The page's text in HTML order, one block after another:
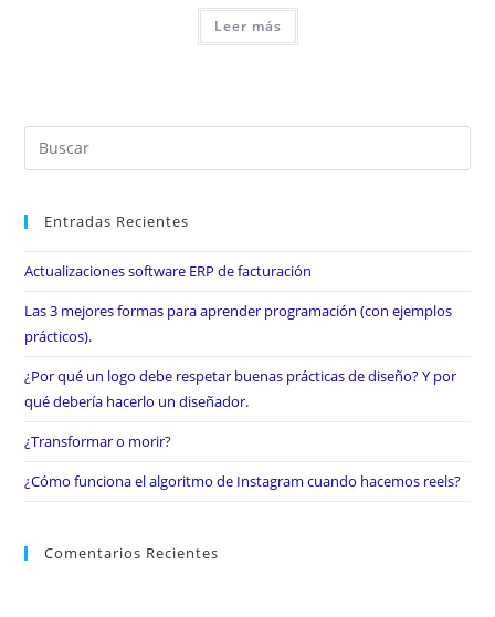
Leer más
Entradas Recientes
Actualizaciones software ERP de facturación
Las 3 mejores formas para aprender programación (con ejemplos
prácticos).
¿Por qué un logo debe respetar buenas prácticas de diseño? Y por
qué debería hacerlo un diseñador.
¿Transformar o morir?
¿Cómo funciona el algoritmo de Instagram cuando hacemos reels?
Comentarios Recientes